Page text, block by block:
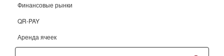
Финансовые рынки
QR-PAY
Аренда ячеек
Поиск